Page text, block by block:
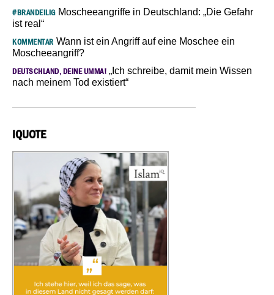
#BRANDEILIGMoscheeangriffe in Deutschland: „Die Gefahr
ist real“
KOMMENTAR Wann ist ein Angriff auf eine Moschee ein
Moscheeangriff?
DEUTSCHLAND, DEINE UMMA! „Ich schreibe, damit mein Wissen
nach meinem Tod existiert“
IQUOTE